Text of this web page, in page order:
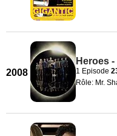
2008
Heroes
1 Episode
Rôle: Mr.